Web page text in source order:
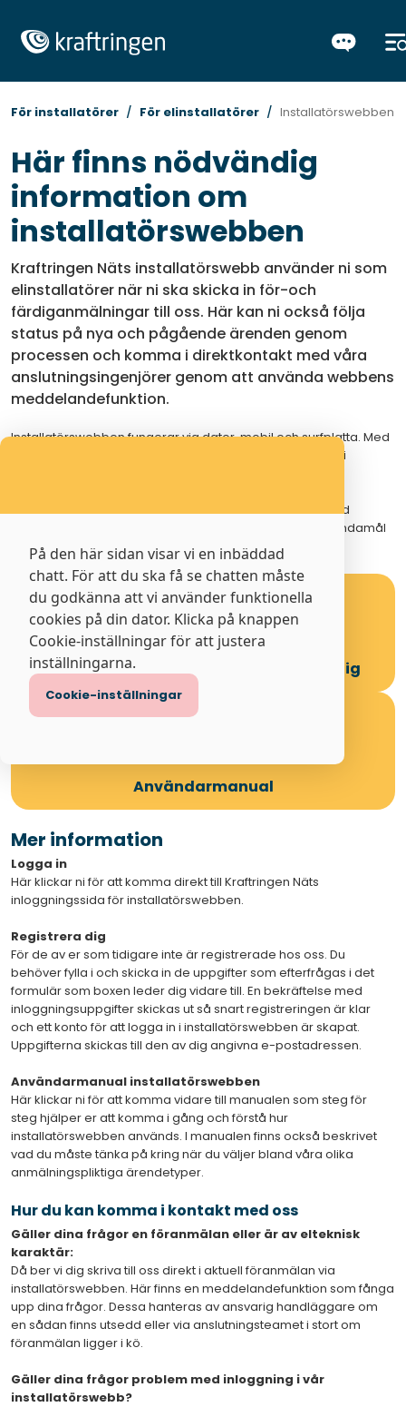
För installatörer För elinstallatörer Installatörswebben
Här finns nödvändig
information om
installatörswebben
Kraftringen Näts installatörswebb använder ni som
elinstallatörer när ni ska skicka in för-och
färdiganmälningar till oss. Här kan ni också följa
status på nya och pågående ärenden genom
processen och komma i direktkontakt med våra
anslutningsingenjörer genom att använda webbens
meddelandefunktion.
Installatörswebben fungerar via dator, mobil och surfplatta. Med
andra ord väljer du själv den enhet som passar dig bäst i
Nedan hittar du allt du behöver för att komma i gång med
installatörswebben. Klicka på den box som passar ditt ändamål
bäst.
Logga in Registrera dig
Användarmanual
Mer information
Logga in
Här klickar ni för att komma direkt till Kraftringen Näts
inloggningssida för installatörswebben.
Registrera dig
För de av er som tidigare inte är registrerade hos oss. Du
behöver fylla i och skicka in de uppgifter som efterfrågas i det
formulär som boxen leder dig vidare till. En bekräftelse med
inloggningsuppgifter skickas ut så snart registreringen är klar
och ett konto för att logga in i installatörswebben är skapat.
Uppgifterna skickas till den av dig angivna e-postadressen.
Användarmanual installatörswebben
Här klickar ni för att komma vidare till manualen som steg för
steg hjälper er att komma i gång och förstå hur
installatörswebben används. I manualen finns också beskrivet
vad du måste tänka på kring när du väljer bland våra olika
anmälningspliktiga ärendetyper.
Hur du kan komma i kontakt med oss
Gäller dina frågor en föranmälan eller är av elteknisk
karaktär:
Då ber vi dig skriva till oss direkt i aktuell föranmälan via
installatörswebben. Här finns en meddelandefunktion som fånga
upp dina frågor. Dessa hanteras av ansvarig handläggare om
en sådan finns utsedd eller via anslutningsteamet i stort om
föranmälan ligger i kö.
Gäller dina frågor problem med inloggning i vår
installatörswebb?
På den här sidan visar vi en inbäddad
chatt. För att du ska få se chatten måste
du godkänna att vi använder funktionella
cookies på din dator. Klicka på knappen
Cookie-inställningar för att justera
inställningarna.
Cookie-inställningar